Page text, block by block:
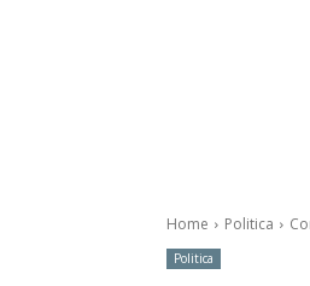
Home Politica
Politica